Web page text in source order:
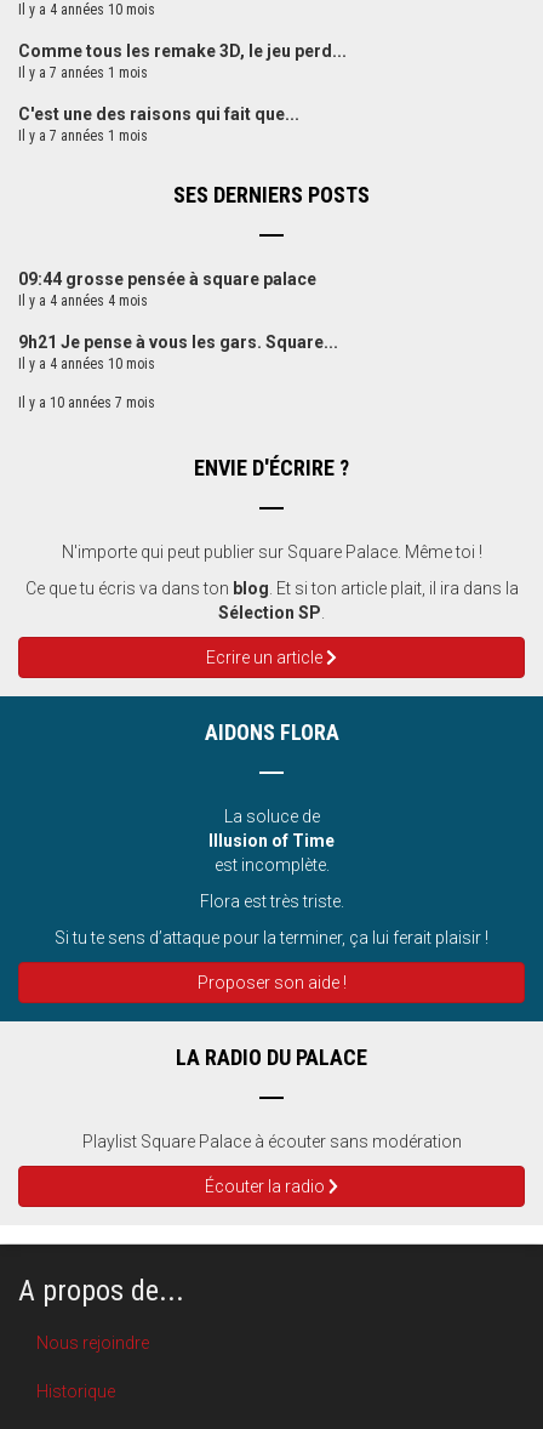
Il y a 4 années 10 mois
Comme tous les remake 3D, le jeu perd...
Il y a 7 années 1 mois
C'est une des raisons qui fait que...
Il y a 7 années 1 mois
SES DERNIERS POSTS
09:44 grosse pensée à square palace
Il y a 4 années 4 mois
9h21 Je pense à vous les gars. Square...
Il y a 4 années 10 mois
Il y a 10 années 7 mois
ENVIE D'ÉCRIRE ?
N'importe qui peut publier sur Square Palace. Même toi !
Ce que tu écris va dans ton blog . Et si ton article plait, il ira dans la
Sélection SP
Ecrire un article
AIDONS FLORA
La soluce de
Illusion of Time
est incomplète.
Flora est très triste.
Si tu te sens d’attaque pour la terminer, ça lui ferait plaisir !
Proposer son aide !
LA RADIO DU PALACE
Playlist Square Palace à écouter sans modération
Écouter la radio
A propos de...
Nous rejoindre
Historique